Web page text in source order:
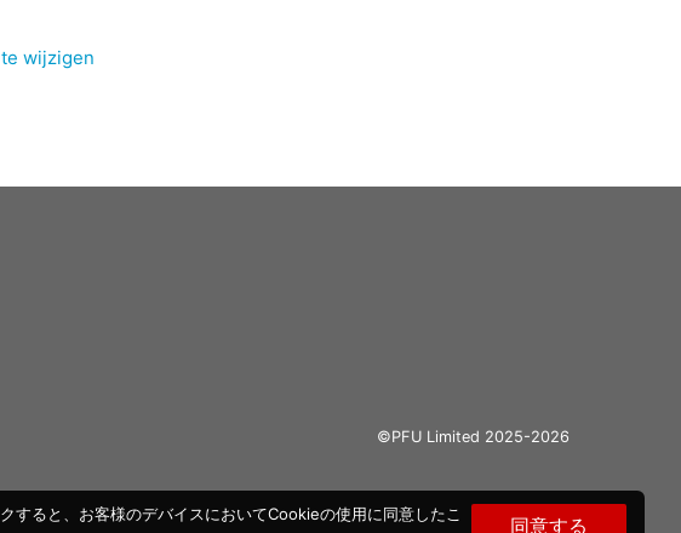
wijzigen
©PFU Limited 2025-2026
すると、お客様のデバイスにおいてCookieの使用に同意したこ
同意する